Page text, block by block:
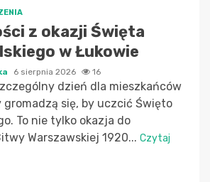
z okazji Święta
w Łukowie
6 sierpnia 2026 16
dzień dla mieszkańców
gromadzą się, by uczcić Święto
To nie tylko okazja do
Warszawskiej 1920... Czytaj